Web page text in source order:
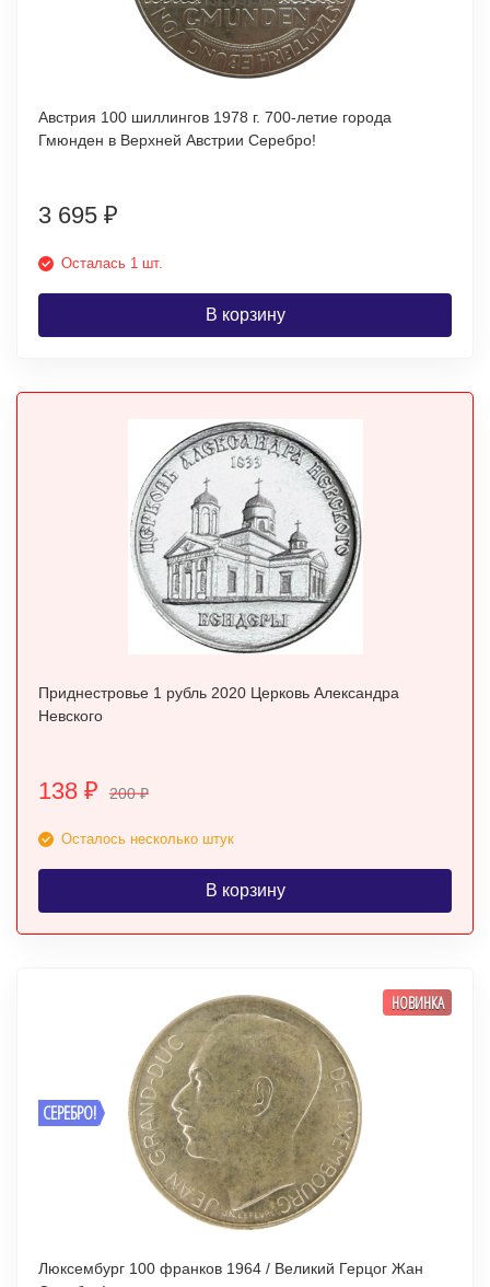
Австрия 100 шиллингов 1978 г. 700-летие города
Гмюнден в Верхней Австрии Серебро!
3 695 ₽
Осталась 1 шт.
В корзину
Приднестровье 1 рубль 2020 Церковь Александра
Невского
138 ₽ 200₽
Осталось несколько штук
В корзину
СЕРЕБРО!
НОВИНКА
Люксембург 100 франков 1964 / Великий Герцог Жан